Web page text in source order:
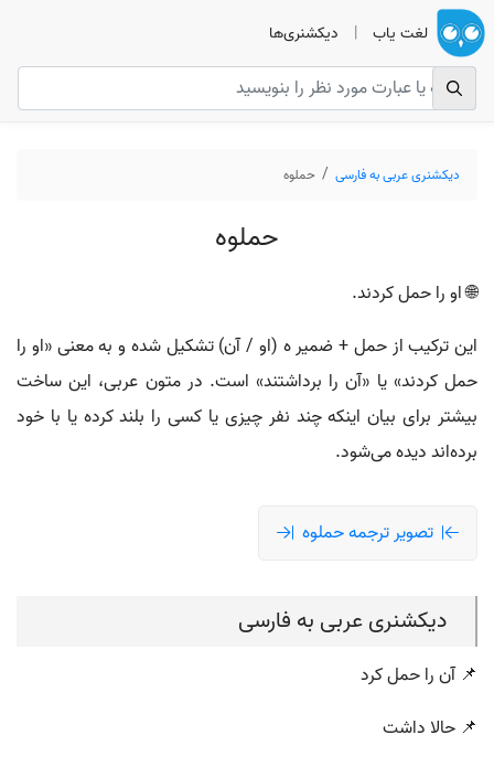
لغت یاب | دیکشنری‌ها
دیکشنری عربی به فارسی حملوه
حملوه
🌐 او را حمل کردند.
این ترکیب از حمل + ضمیر ه (او / آن) تشکیل شده و به معنی «او را
حمل کردند» یا «آن را برداشتند» است. در متون عربی، این ساخت
بیشتر برای بیان اینکه چند نفر چیزی یا کسی را بلند کرده یا با خود
برده‌اند دیده می‌شود.
تصویر ترجمه حملوه
دیکشنری عربی به فارسی
📌 آن را حمل کرد
📌 حالا داشت